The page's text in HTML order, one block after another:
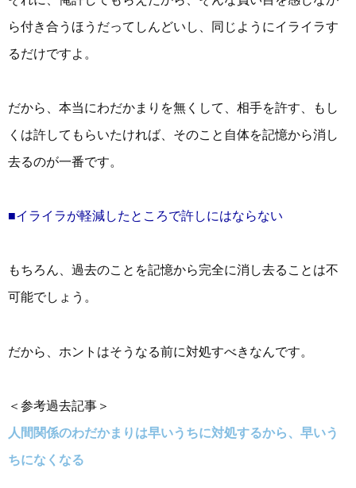
ら付き合うほうだってしんどいし、同じようにイライラす
るだけですよ。
だから、本当にわだかまりを無くして、相手を許す、もし
くは許してもらいたければ、そのこと自体を記憶から消し
去るのが一番です。
■イライラが軽減したところで許しにはならない
もちろん、過去のことを記憶から完全に消し去ることは不
可能でしょう。
だから、ホントはそうなる前に対処すべきなんです。
＜参考過去記事＞
人間関係のわだかまりは早いうちに対処するから、早いう
ちになくなる